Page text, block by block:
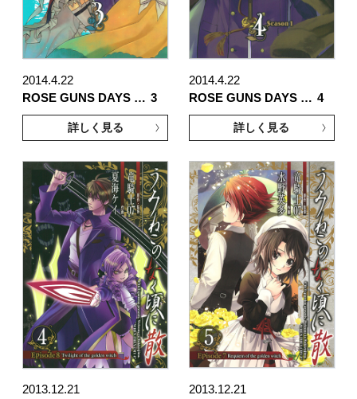
2014.4.22
ROSE GUNS DAYS … 3
詳しく見る
2014.4.22
ROSE GUNS DAYS … 4
詳しく見る
2013.12.21
2013.12.21